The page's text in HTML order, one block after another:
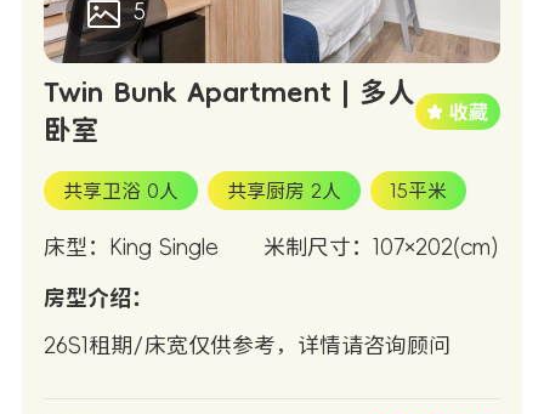
5
Twin Bunk Apartment | 多人
卧室
共享卫浴 0人 共享厨房 2人 15平米
床型：King Single 米制尺寸：107×202(cm)
房型介绍：
26S1租期/床宽仅供参考，详情请咨询顾问